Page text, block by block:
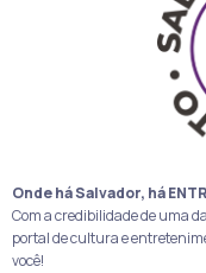
Onde há Salvador, há
Com a credibilidade de uma
portal de cultura e
você!